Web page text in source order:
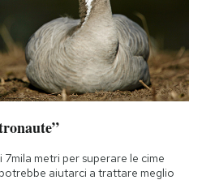
metri per superare le cime
aiutarci a trattare meglio